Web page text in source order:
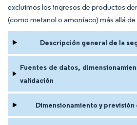
excluimos los ingresos de productos
(como metanol o amoníaco) más allá
Descripción general de la
Fuentes de datos,
validación
Dimensionamiento y